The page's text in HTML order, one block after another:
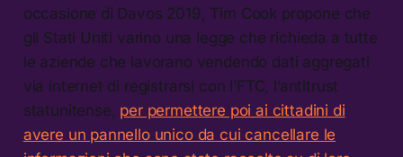
occasione di Davos 2019, Tim Cook propone che
gli Stati Uniti varino una legge che richieda a tutte
le aziende che lavorano vendendo dati aggregati
via internet di registrarsi con l’FTC, l’antitrust
statunitense, per permettere poi ai cittadini di
avere un pannello unico da cui cancellare le